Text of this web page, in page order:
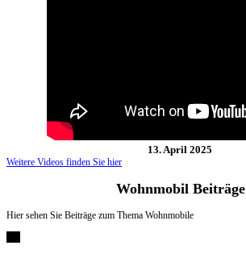
13. April 2025
Weitere Videos finden Sie hier
Wohnmobil Beiträge
Hier sehen Sie Beiträge zum Thema Wohnmobile